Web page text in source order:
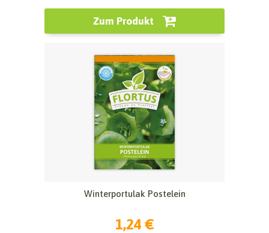
Zum Produkt
Winterportulak Postelein
1,24 €